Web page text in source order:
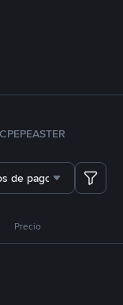
PEPEASTER
de pago
Precio